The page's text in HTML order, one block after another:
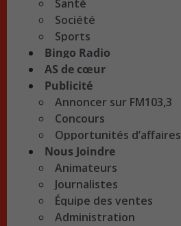
Santé
Société
Sports
Bingo Radio
AS de cœur
Publicité
Annoncer sur FM103,3
Concours
Opportunités d’affaires
Nous Joindre
Animateurs
Journalistes
Équipe des ventes
Administration